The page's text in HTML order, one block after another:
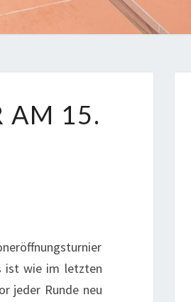
AM 15.
ist wie im letzten
jeder Runde neu